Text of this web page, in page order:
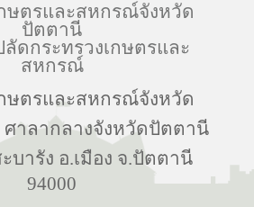
ษตรและสหกรณ์จังหวัด
ปัตตานี
ดกระทรวงเกษตรและ
สหกรณ์
ษตรและสหกรณ์จังหวัด
าลากลางจังหวัดปัตตานี
บารัง อ.เมือง จ.ปัตตานี
94000